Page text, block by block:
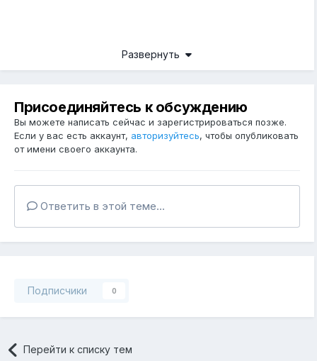
Развернуть
Присоединяйтесь к обсуждению
Вы можете написать сейчас и зарегистрироваться позже.
Если у вас есть аккаунт, авторизуйтесь, чтобы опубликовать
от имени своего аккаунта.
Ответить в этой теме...
Подписчики 0
Перейти к списку тем